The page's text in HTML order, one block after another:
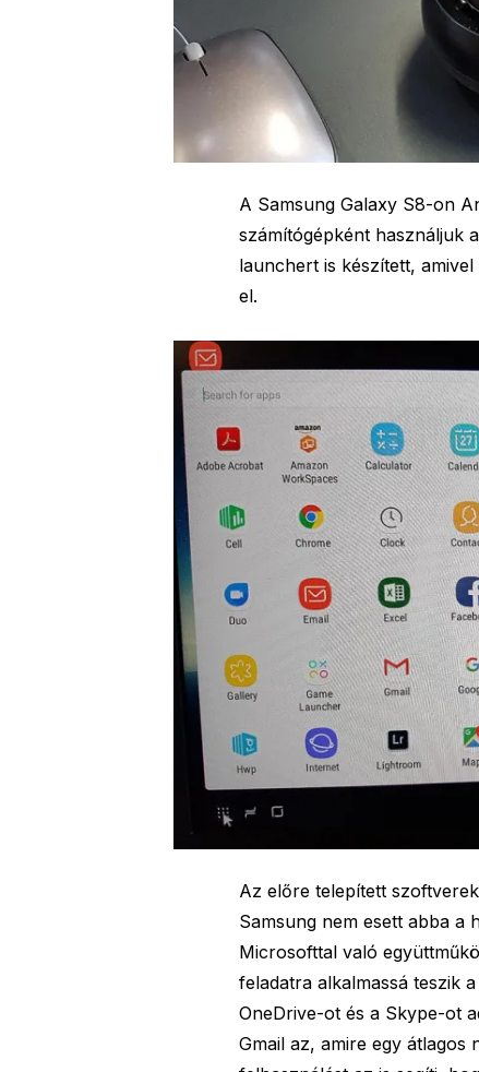
A Samsung Galaxy S8-on
számítógépként használjuk
launchert is készített,
el.
Az előre telepített
Samsung nem esett abba a
Microsofttal való
feladatra alkalmassá teszik
OneDrive-ot és a Skype-ot
Gmail az, amire egy átlagos